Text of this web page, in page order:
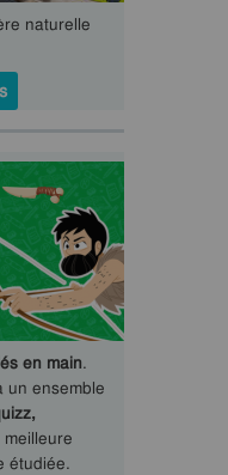
naturelle
en main.
un ensemble
étudiée.